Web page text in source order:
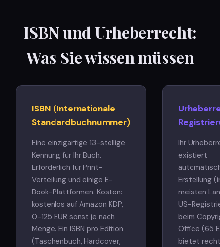
ISBN und Urheberrecht:
Was Sie wissen müssen
ISBN (Internationale
Standardbuchnummer)
Eine einzigartige 13-stellige
Kennung für Ihr Buch.
Erforderlich für Print-
Verteilung und einige E-
Book-Plattformen. Kosten:
kostenlos auf Amazon KDP,
0-125 EUR sonst je nach
Menge. Ein ISBN pro Edition
(Taschenbuch, Hardcover,
Ihr
existiert
Erstellung
meisten
US-
beim
Office (65
bietet